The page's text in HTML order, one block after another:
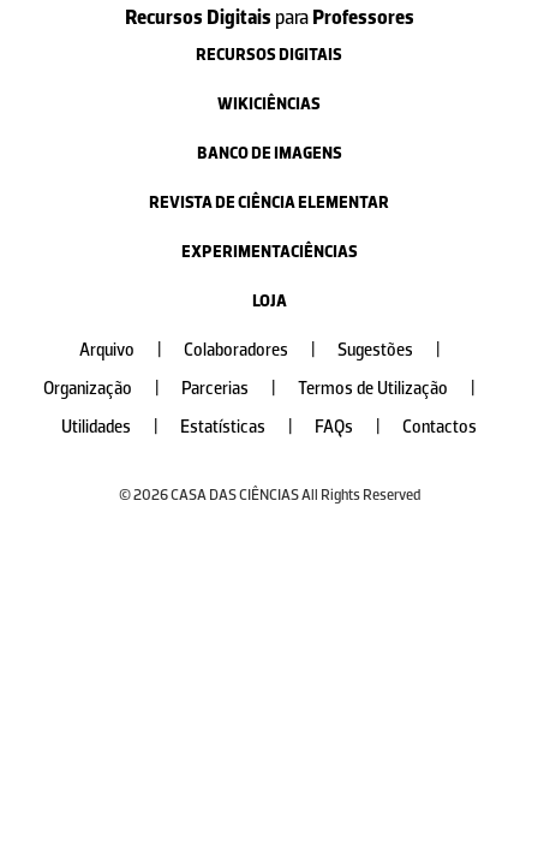
Recursos Digitais paraProfessores
RECURSOS DIGITAIS
WIKICIÊNCIAS
BANCO DE IMAGENS
REVISTA DE CIÊNCIA ELEMENTAR
EXPERIMENTACIÊNCIAS
LOJA
Arquivo Colaboradores Sugestões
Organização
Parcerias Termos de Utilização
Utilidades
Estatísticas FAQs Contactos
© 2026 CASA DAS CIÊNCIAS All Rights Reserved